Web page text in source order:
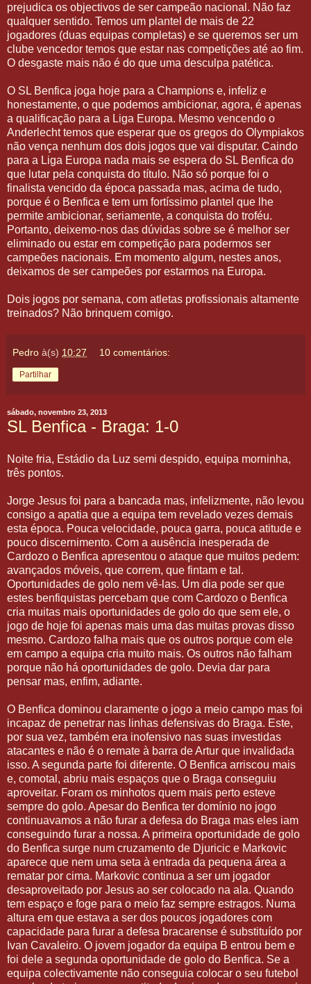
prejudica os objectivos de ser campeão nacional. Não faz
qualquer sentido. Temos um plantel de mais de 22
jogadores (duas equipas completas) e se queremos ser um
clube vencedor temos que estar nas competições até ao fim.
O desgaste mais não é do que uma desculpa patética.
O SL Benfica joga hoje para a Champions e, infeliz e
honestamente, o que podemos ambicionar, agora, é apenas
a qualificação para a Liga Europa. Mesmo vencendo o
Anderlecht temos que esperar que os gregos do Olympiakos
não vença nenhum dos dois jogos que vai disputar. Caindo
para a Liga Europa nada mais se espera do SL Benfica do
que lutar pela conquista do título. Não só porque foi o
finalista vencido da época passada mas, acima de tudo,
porque é o Benfica e tem um fortíssimo plantel que lhe
permite ambicionar, seriamente, a conquista do troféu.
Portanto, deixemo-nos das dúvidas sobre se é melhor ser
eliminado ou estar em competição para podermos ser
campeões nacionais. Em momento algum, nestes anos,
deixamos de ser campeões por estarmos na Europa.
Dois jogos por semana, com atletas profissionais altamente
treinados? Não brinquem comigo.
Pedro à(s) 10:27 10 comentários:
Partilhar
sábado, novembro 23, 2013
SL Benfica - Braga: 1-0
Noite fria, Estádio da Luz semi despido, equipa morninha,
três pontos.
Jorge Jesus foi para a bancada mas, infelizmente, não levou
consigo a apatia que a equipa tem revelado vezes demais
esta época. Pouca velocidade, pouca garra, pouca atitude e
pouco discernimento. Com a ausência inesperada de
Cardozo o Benfica apresentou o ataque que muitos pedem:
avançados móveis, que correm, que fintam e tal.
Oportunidades de golo nem vê-las. Um dia pode ser que
estes benfiquistas percebam que com Cardozo o Benfica
cria muitas mais oportunidades de golo do que sem ele, o
jogo de hoje foi apenas mais uma das muitas provas disso
mesmo. Cardozo falha mais que os outros porque com ele
em campo a equipa cria muito mais. Os outros não falham
porque não há oportunidades de golo. Devia dar para
pensar mas, enfim, adiante.
O Benfica dominou claramente o jogo a meio campo mas foi
incapaz de penetrar nas linhas defensivas do Braga. Este,
por sua vez, também era inofensivo nas suas investidas
atacantes e não é o remate à barra de Artur que invalidada
isso. A segunda parte foi diferente. O Benfica arriscou mais
e, comotal, abriu mais espaços que o Braga conseguiu
aproveitar. Foram os minhotos quem mais perto esteve
sempre do golo. Apesar do Benfica ter domínio no jogo
continuavamos a não furar a defesa do Braga mas eles iam
conseguindo furar a nossa. A primeira oportunidade de golo
do Benfica surge num cruzamento de Djuricic e Markovic
aparece que nem uma seta à entrada da pequena área a
rematar por cima. Markovic continua a ser um jogador
desaproveitado por Jesus ao ser colocado na ala. Quando
tem espaço e foge para o meio faz sempre estragos. Numa
altura em que estava a ser dos poucos jogadores com
capacidade para furar a defesa bracarense é substituído por
Ivan Cavaleiro. O jovem jogador da equipa B entrou bem e
foi dele a segunda oportunidade de golo do Benfica. Se a
equipa colectivamente não conseguia colocar o seu futebol